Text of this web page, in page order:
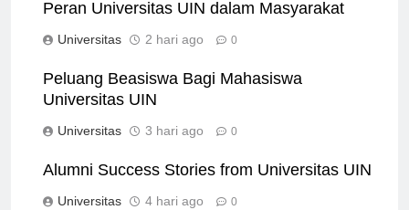
Peran Universitas UIN dalam Masyarakat
Universitas 2 hari ago 0
Peluang Beasiswa Bagi Mahasiswa
Universitas UIN
Universitas 3 hari ago 0
Alumni Success Stories from Universitas UIN
Universitas 4 hari ago 0